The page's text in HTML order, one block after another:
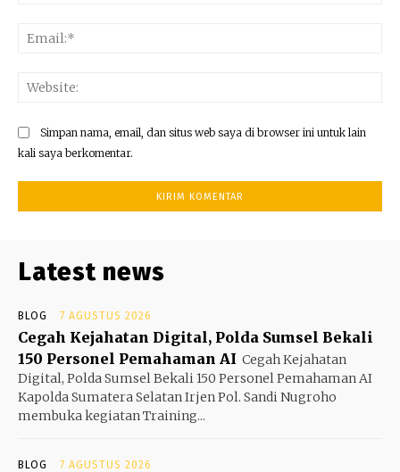
Simpan nama, email, dan situs web saya di browser ini untuk lain
kali saya berkomentar.
Latest news
BLOG 7 AGUSTUS 2026
Cegah Kejahatan Digital, Polda Sumsel Bekali
150 Personel Pemahaman AI Cegah Kejahatan
Digital, Polda Sumsel Bekali 150 Personel Pemahaman AI
Kapolda Sumatera Selatan Irjen Pol. Sandi Nugroho
membuka kegiatan Training...
BLOG 7 AGUSTUS 2026